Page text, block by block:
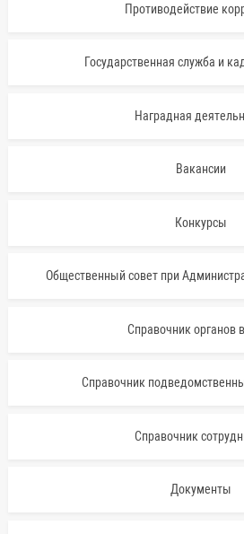
Противодействие
Государственная служба и
Наградная
Вакансии
Конкурсы
Общественный совет при
Справочник органов
Справочник
Справочник
Документы